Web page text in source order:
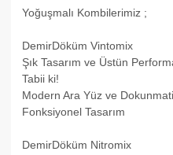
Yoğuşmalı Kombilerimiz ;
DemirDöküm Vintomix
Şık Tasarım ve Üstün
Tabii ki!​
Modern Ara Yüz ve
Fonksiyonel Tasarım​
DemirDöküm Nitromix